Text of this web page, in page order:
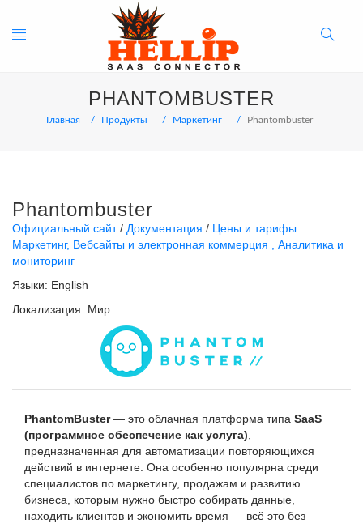
Toggle Search
PHANTOMBUSTER
Главная Продукты Маркетинг Phantombuster
Phantombuster
Официальный сайт Документация
Цены и тарифы
Маркетинг Вебсайты и электронная коммерция
Аналитика и
мониторинг
Языки: English
Локализация: Мир
PhantomBuster— это облачная платформа типа SaaS
(программное обеспечение как услуга)
предназначенная для автоматизации повторяющихся
действий в интернете. Она особенно популярна среди
специалистов по маркетингу, продажам и развитию
бизнеса, которым нужно быстро собирать данные,
находить клиентов и экономить время — всё это без